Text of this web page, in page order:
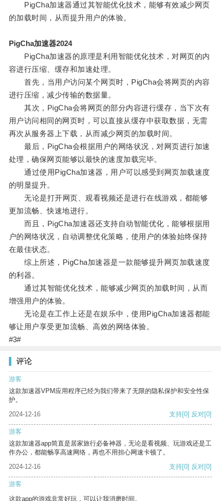
PigCha加速器通过其智能优化技术，能够有效减少网页
的加载时间，从而提升用户的体验。
PigCha加速器2024
PigCha加速器的原理是利用智能优化技术，对网页的内
容进行压缩、缓存和加速处理。
首先，当用户访问某个网页时，PigCha会将网页的内容
进行压缩，减少传输的数据量。
其次，PigCha会将网页的部分内容进行缓存，当下次有
用户访问相同的网页时，可以直接从缓存中获取数据，无需
再次从服务器上下载，从而减少网页的加载时间。
最后，PigCha会根据用户的网络状况，对网页进行加速
处理，确保网页能够以最快的速度加载完毕。
通过使用PigCha加速器，用户可以感受到网页加载速度
的明显提升。
无论是打开网页、观看视频还是进行在线游戏，都能够
更加流畅、快速地进行。
而且，PigCha加速器还支持自动智能优化，能够根据用
户的网络状况，自动调整优化策略，使用户的体验始终保持
在最佳状态。
综上所述，PigCha加速器是一款能够提升网页加载速度
的利器。
通过其智能优化技术，能够减少网页的加载时间，从而
增强用户的体验。
无论是在工作上还是在娱乐中，使用PigCha加速器都能
够让用户享受更加流畅、高效的网络体验。
#3#
评论
游客
这款加速器VPM应用程序已经为我们带来了无限的隐私保护和安全性保
护。
2024-12-16
支持[0] 反对[0]
游客
这款加速器app简直是居家旅行必备神器，无论是看视频、玩游戏还是工
作办公，都能畅享高速网络，再也不用担心网速卡顿了。
2024-12-16
支持[0] 反对[0]
游客
这款app的游戏非常好玩，可以让我消磨时间。